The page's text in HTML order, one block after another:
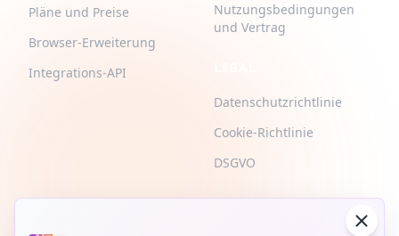
Pläne und Preise
Browser-Erweiterung
Integrations-API
Nutzungsbedingungen
und Vertrag
Datenschutzrichtlinie
Cookie-Richtlinie
DSGVO